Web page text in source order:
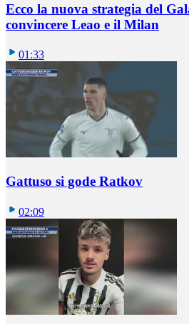
Ecco la nuova strategia del
convincere Leao e il Milan
01:33
Gattuso si gode Ratkov
02:09